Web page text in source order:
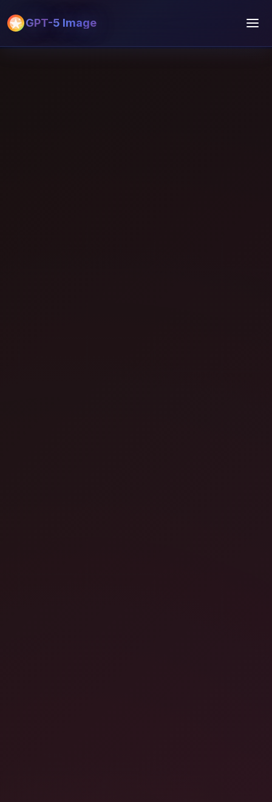
GPT-5 Image